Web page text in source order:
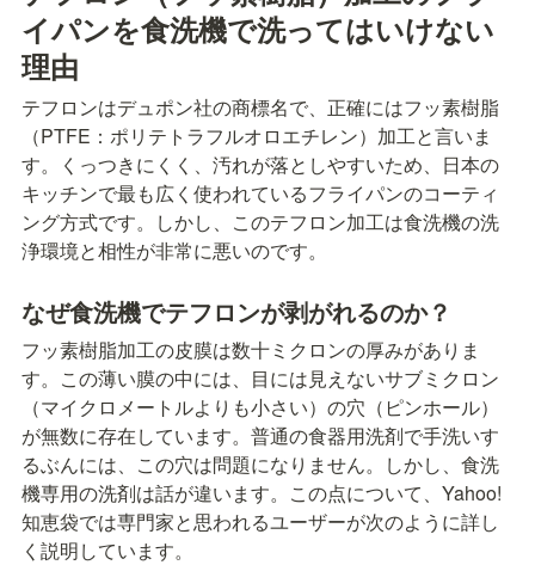
イパンを食洗機で洗ってはいけない
理由
テフロンはデュポン社の商標名で、正確にはフッ素樹脂
（PTFE：ポリテトラフルオロエチレン）加工と言いま
す。くっつきにくく、汚れが落としやすいため、日本の
キッチンで最も広く使われているフライパンのコーティ
ング方式です。しかし、このテフロン加工は食洗機の洗
浄環境と相性が非常に悪いのです。
なぜ食洗機でテフロンが剥がれるのか？
フッ素樹脂加工の皮膜は数十ミクロンの厚みがありま
す。この薄い膜の中には、目には見えないサブミクロン
（マイクロメートルよりも小さい）の穴（ピンホール）
が無数に存在しています。普通の食器用洗剤で手洗いす
るぶんには、この穴は問題になりません。しかし、食洗
機専用の洗剤は話が違います。この点について、Yahoo!
知恵袋では専門家と思われるユーザーが次のように詳し
く説明しています。